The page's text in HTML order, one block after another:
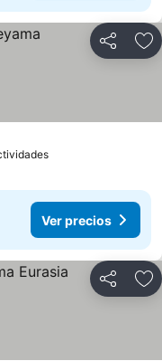
Compartir
Ver precios
Compartir